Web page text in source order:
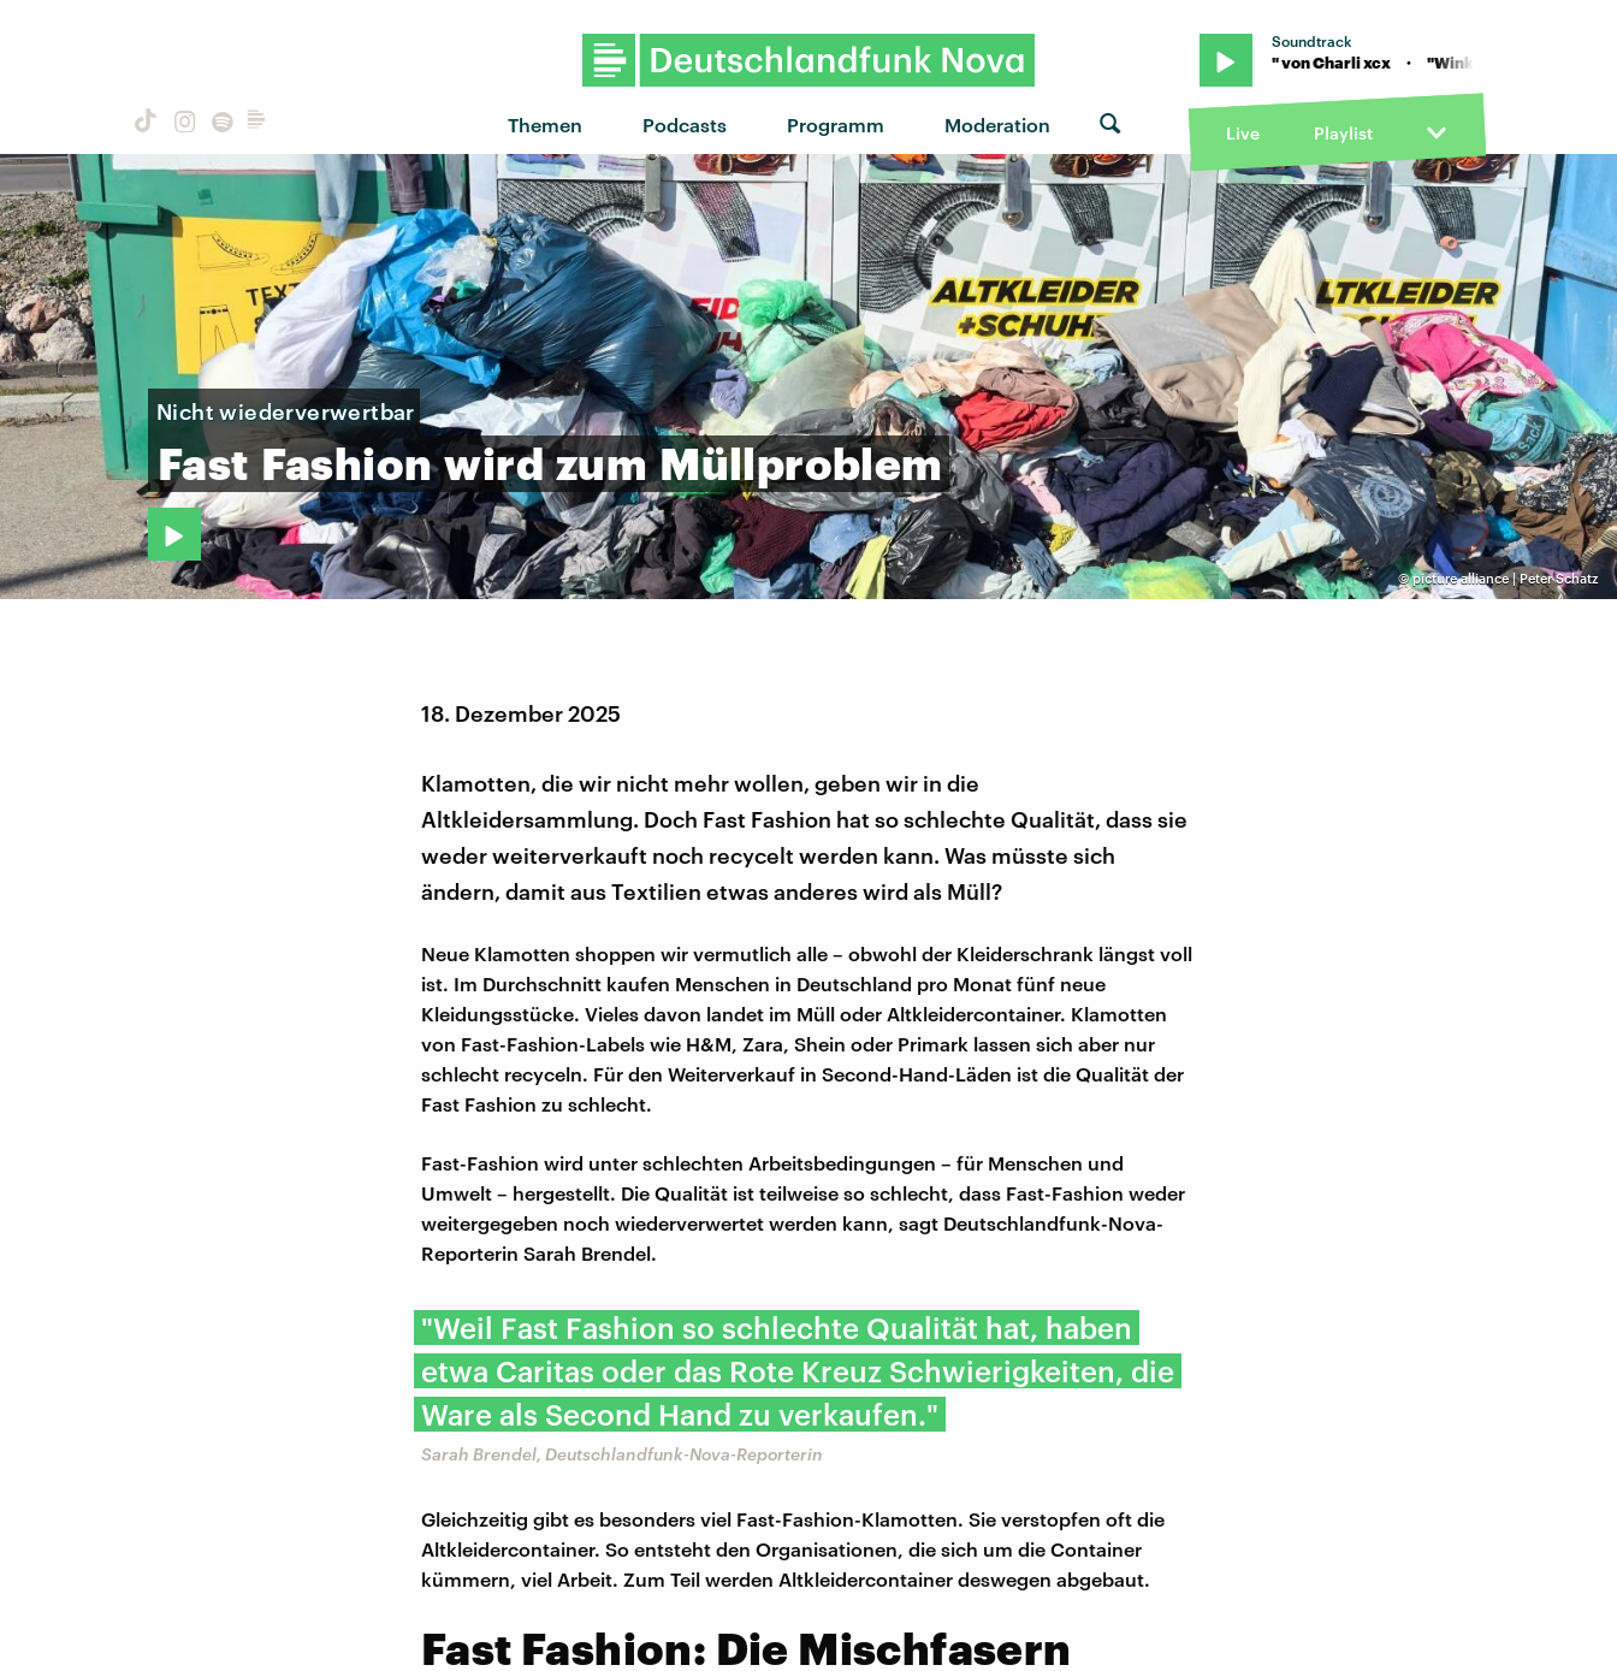
Themen Podcasts Programm Moderation
Soundtrack
"Wink Wink" von Charli xcx · "Wink Wink" von Charli xcx · "Wink Wink" von Charli xcx
Live Playlist
©picture alliance | Peter Schatz
Nicht wiederverwertbar
Fast Fashion wird zum Müllproblem
18. Dezember 2025
Klamotten, die wir nicht mehr wollen, geben wir in die
Altkleidersammlung. Doch Fast Fashion hat so schlechte Qualität, dass sie
weder weiterverkauft noch recycelt werden kann. Was müsste sich
ändern, damit aus Textilien etwas anderes wird als Müll?
Neue Klamotten shoppen wir vermutlich alle – obwohl der Kleiderschrank längst voll
ist. Im Durchschnitt kaufen Menschen in Deutschland pro Monat fünf neue
Kleidungsstücke. Vieles davon landet im Müll oder Altkleidercontainer. Klamotten
von Fast-Fashion-Labels wie H&M, Zara, Shein oder Primark lassen sich aber nur
schlecht recyceln. Für den Weiterverkauf in Second-Hand-Läden ist die Qualität der
Fast Fashion zu schlecht.
Fast-Fashion wird unter schlechten Arbeitsbedingungen – für Menschen und
Umwelt – hergestellt. Die Qualität ist teilweise so schlecht, dass Fast-Fashion weder
weitergegeben noch wiederverwertet werden kann, sagt Deutschlandfunk-Nova-
Reporterin Sarah Brendel.
"Weil Fast Fashion so schlechte Qualität hat, haben
etwa Caritas oder das Rote Kreuz Schwierigkeiten, die
Ware als Second Hand zu verkaufen."
Sarah Brendel, Deutschlandfunk-Nova-Reporterin
Gleichzeitig gibt es besonders viel Fast-Fashion-Klamotten. Sie verstopfen oft die
Altkleidercontainer. So entsteht den Organisationen, die sich um die Container
kümmern, viel Arbeit. Zum Teil werden Altkleidercontainer deswegen abgebaut.
Fast Fashion: Die Mischfasern